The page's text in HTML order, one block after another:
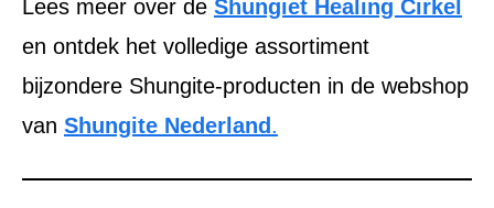
Lees meer over de Shungiet Healing Cirkel
en ontdek het volledige assortiment
bijzondere Shungite-producten in de webshop
van Shungite Nederland.